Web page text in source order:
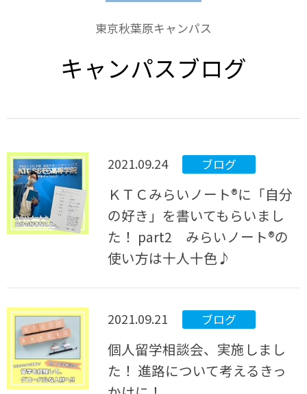
東京秋葉原キャンパス
キャンパスブログ
2021.09.24 ブログ
ＫＴＣみらいノート®に「自分
の好き」を書いてもらいまし
た！ part2 みらいノート®の
使い方は十人十色♪
2021.09.21 ブログ
個人留学相談会、実施しまし
た！ 進路について考えるきっ